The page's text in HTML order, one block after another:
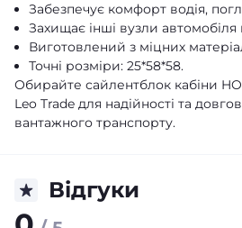
Забезпечує комфорт водія,
Захищає інші вузли автомобіля
Виготовлений з міцних
Точні розміри: 25*58*58.
Обирайте сайлентблок кабіни
Leo Trade для надійності та
вантажного транспорту.
Відгуки